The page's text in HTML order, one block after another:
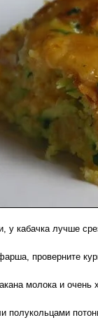
кабачка лучше
проверните
молока и очень
полукольцами